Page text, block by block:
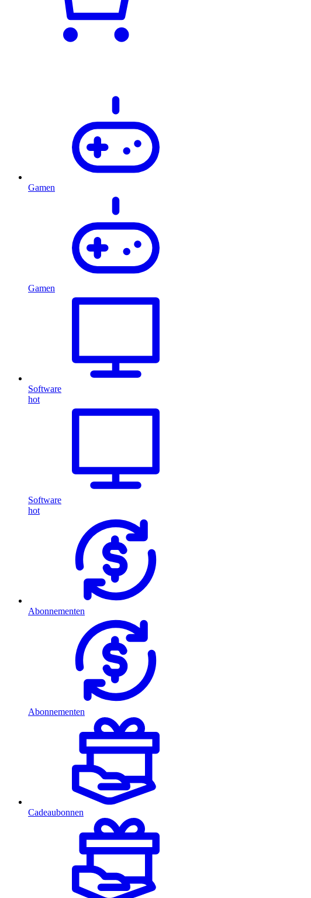
Gamen
Gamen
Software
hot
Software
hot
Abonnementen
Abonnementen
Cadeaubonnen